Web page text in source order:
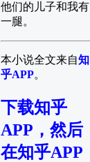
他们的儿子和我有
一腿。
本小说全文来自知
乎APP。
下载知乎
APP，然后
在知乎APP